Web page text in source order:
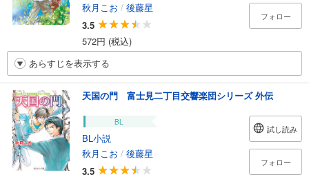
秋月こお / 後藤星
3.5
572円 (税込)
フォロー
あらすじを表示する
天国の門 富士見二丁目交響楽団シリーズ 外伝
BL
BL小説
秋月こお / 後藤星
3.5
試し読み
フォロー